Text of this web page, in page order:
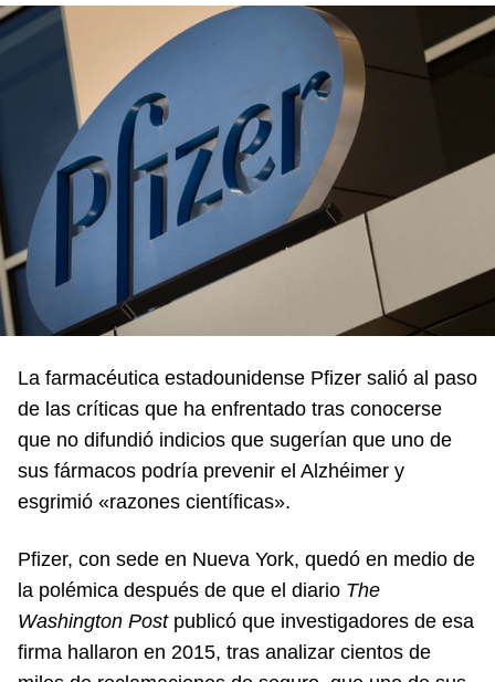
La farmacéutica estadounidense Pfizer salió al paso
de las críticas que ha enfrentado tras conocerse
que no difundió indicios que sugerían que uno de
sus fármacos podría prevenir el Alzhéimer y
esgrimió «razones científicas».
Pfizer, con sede en Nueva York, quedó en medio de
la polémica después de que el diario The
Washington Postpublicó que investigadores de esa
firma hallaron en 2015, tras analizar cientos de